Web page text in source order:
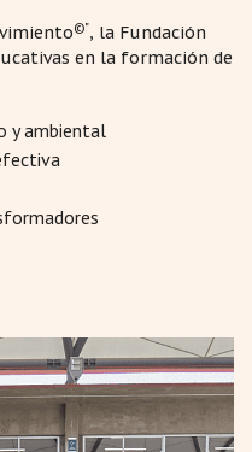
©", la Fundación
en la formación de
y ambiental